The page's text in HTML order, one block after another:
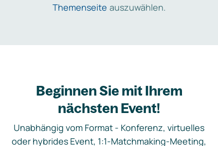
Themenseite auszuwählen.
Beginnen Sie mit Ihrem
nächsten Event!
Unabhängig vom Format - Konferenz, virtuelles
oder hybrides Event, 1:1-Matchmaking-Meeting,